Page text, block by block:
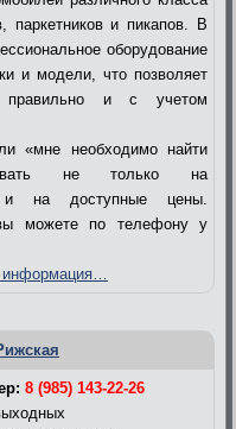
паркетников и пикапов. В
оборудование
и модели, что позволяет
правильно и с учетом
«мне необходимо найти
не только на
и на доступные цены.
можете по телефону у
8 (985) 143-22-26